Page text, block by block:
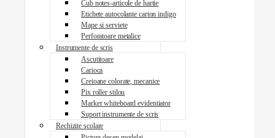
Cub notes-articole de hartie
Etichete autocolante carton indigo
Mape si serviete
Perforatoare metalice
Instrumente de scris
Ascutitoare
Carioca
Creioane colorate, mecanice
Pix roller stilou
Marker whiteboard evidentiator
Suport instrumente de scris
Rechizite scolare